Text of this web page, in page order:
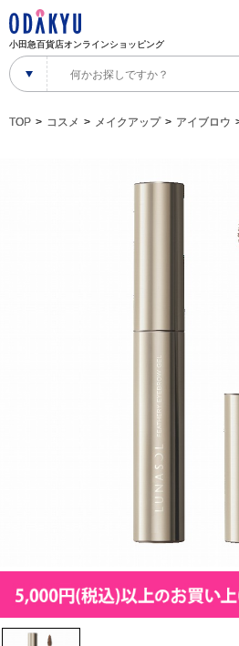
小田急百貨店オンラインショッピング
TOP コスメ メイクアップ アイブロウ